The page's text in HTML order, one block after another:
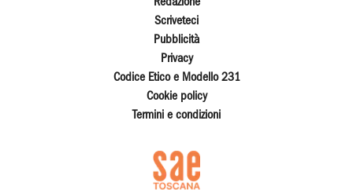
Redazione
Scriveteci
Pubblicità
Privacy
Codice Etico e Modello 231
Cookie policy
Termini e condizioni